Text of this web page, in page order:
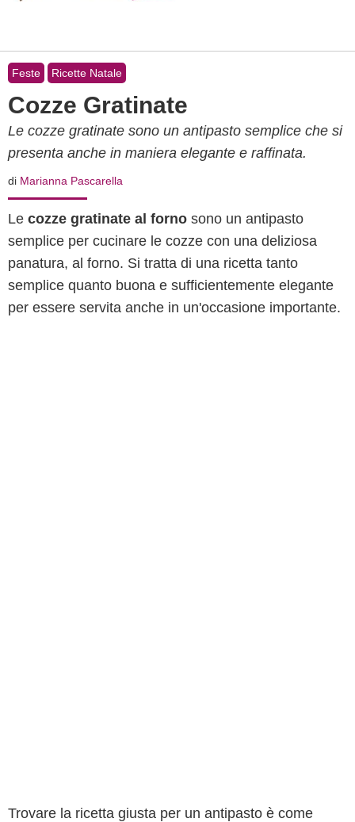
Feste Ricette Natale
Cozze Gratinate
Le cozze gratinate sono un antipasto semplice che si
presenta anche in maniera elegante e raffinata.
di Marianna Pascarella
Le cozze gratinate al forno sono un antipasto
semplice per cucinare le cozze con una deliziosa
panatura, al forno. Si tratta di una ricetta tanto
semplice quanto buona e sufficientemente elegante
per essere servita anche in un'occasione importante.
Trovare la ricetta giusta per un antipasto è come